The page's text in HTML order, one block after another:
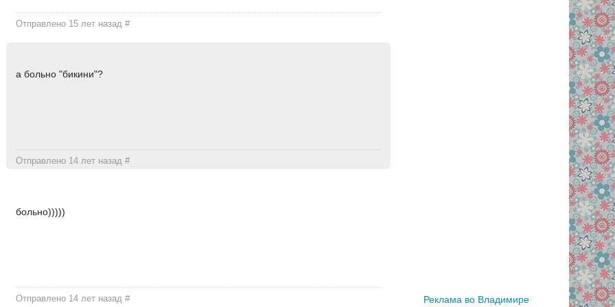
Отправлено 15 лет назад#
а больно "бикини"?
Отправлено 14 лет назад#
больно)))))
Отправлено 14 лет назад# Реклама во Владимире